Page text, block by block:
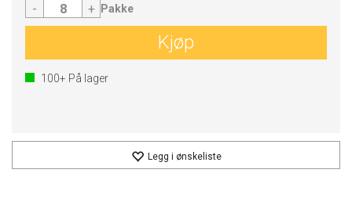
- + Pakke
Kjøp
100+ På lager
Legg i ønskeliste